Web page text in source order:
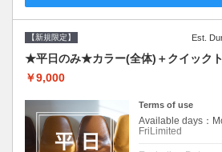
【新規限定】 Est.
★平日のみ★カラー(全体)＋クイック
￥9,000
Terms of use
Available days：
FriLimited